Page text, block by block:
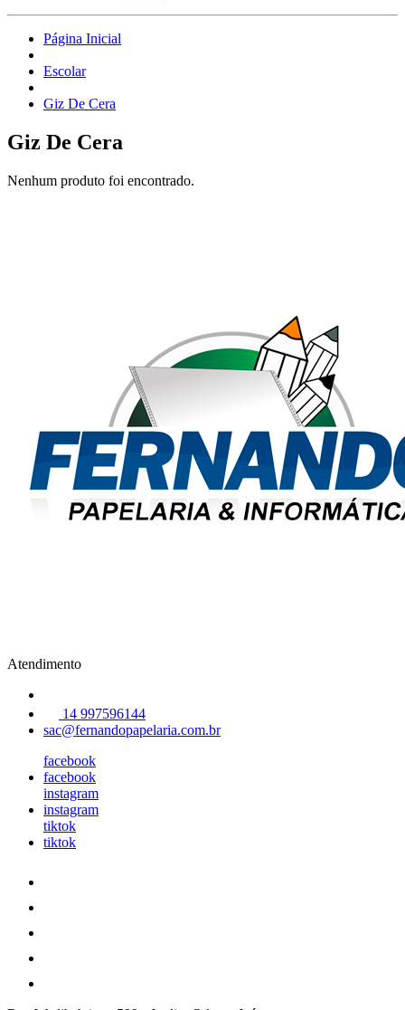
Página Inicial
Escolar
Giz De Cera
Giz De Cera
Nenhum produto foi encontrado.
Atendimento
14 997596144
sac@fernandopapelaria.com.br
facebook
facebook
instagram
instagram
tiktok
tiktok